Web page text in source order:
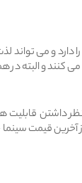
دارد و می
کنند و البته
نظر داشتن
از آخرین قیمت